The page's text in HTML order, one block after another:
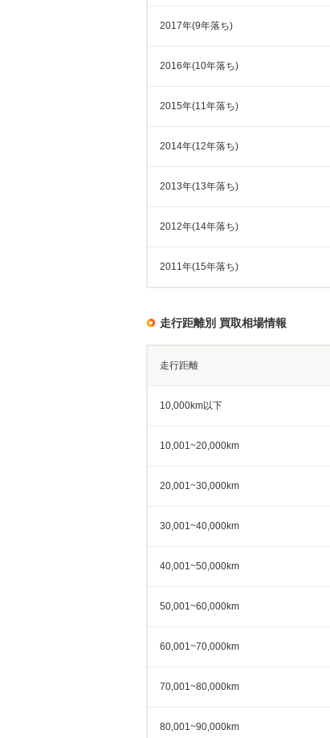
2017年(9年落ち)
2016年(10年落ち)
2015年(11年落ち)
2014年(12年落ち)
2013年(13年落ち)
2012年(14年落ち)
2011年(15年落ち)
走行距離別 買取相場情報
走行距離
10,000km以下
10,001~20,000km
20,001~30,000km
30,001~40,000km
40,001~50,000km
50,001~60,000km
60,001~70,000km
70,001~80,000km
80,001~90,000km